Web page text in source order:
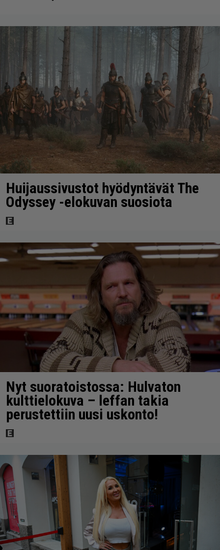
Huijaussivustot hyödyntävät The
Odyssey -elokuvan suosiota
Nyt suoratoistossa: Hulvaton
kulttielokuva – leffan takia
perustettiin uusi uskonto!